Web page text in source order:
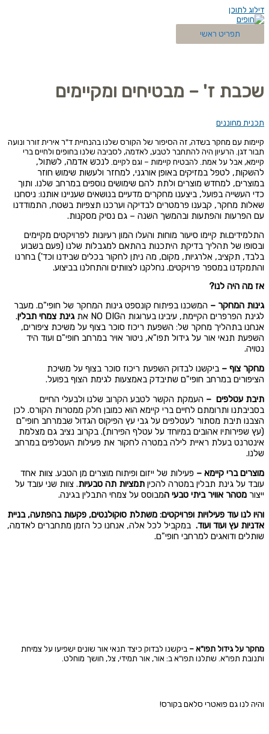
דילוג לתוכן
תפריט ראשי
שכבת ז' – מבטיחים ומקיימים
תכנית מחוננים
קיימות עם מחקר בשדה, זה הסיפור של הקורס שלנו בהנחיית ד"ר אירית זורר ונועה
תבור דגן. הרעיון היה להתחבר לטבע, לאדמה, לסביבה שלנו בחופים ולחיים ברי
קיימא, אבל על אמת. להבטיח קיימות – וגם לקיים. לנכש אדמה, לשתול,
להשקות, לטפל במזיקים באופן אורגני, למחזר ולעשות שימוש חוזר
במוצרים, למחדש מוצרים ולתת להם שימושים נוספים במרחב שלנו. ותוך
כדי העשייה בפועל, ביצענו מחקרים מדעיים בנושאים שעניינו אותנו: ניסחנו
שאלות מחקר, קבענו פרמטרים לבדיקה וערכנו תצפיות בשטח, התמודדנו
עם הפרעות והפתעות ובהמשך השנה – גם נסיק מסקנות.
התלמידים.ות קיימו סיעור מוחות והעלו המון רעיונות לפרויקטים מקיימים
ובסופו של תהליך בדיקת היתכנות בהתאם למגבלות שלנו (פעם בשבוע
בלבד, תקציב, אלרגיות, מקום, מה ניתן לחקור בכלים שבידנו וכד') בחרנו
והתמקדנו במספר פרויקטים. נחלקנו לצוותים והתחלנו בביצוע.
אז מה היה לנו?
גינות המחקר – המשכנו בפיתוח קונספט גינות המחקר של חופי"ם. מעבר
לגינת הפרפרים הקיימת, עיבינו בערוגות הNO DIG את
גינת צמחי תבלין.
אנחנו בתהליך מחקר של: השפעת ריכוז סוכר בצוף על משיכת ציפורים,
השפעת תנאי אור על גידול תפו"א, ניטור אויר במרחב חופי"ם ועוד היד
נטויה.
מחקר צוף – ביקשנו לבדוק השפעת ריכוז סוכר בצוף על משיכת
הציפורים במרחב חופי"ם שתיבדק באמצעות לגימת הצוף בפועל.
תיבת עטלפים – העמקת הקשר לטבע הקרוב שלנו ולבעלי החיים
בסביבתנו ותרומתם לחיים ברי קיימא הוא כמובן חלק ממטרות הקורס. לכן
הצבנו תיבת מסתור לעטלפים על גבי עץ הפיקוס הגדול שבמרחב חופי"ם
(עץ שפירותיו אהובים במיוחד על עטלף הפירות). בקרוב נציב גם מצלמת
אינטרנט בעלת ראיית לילה במטרה לחקור את פעילות העטלפים במרחב
שלנו.
מוצרים ברי קיימא – פעילות של ייזום ופיתוח מוצרים מן הטבע. צוות אחד
עובד על גינת תבלין במטרה להכין תמציות תה טבעיות. צוות שני עובד על
ייצור מטהר אוויר ביתי טבעי המבוסס על צמחי התבלין בגינה.
והיו לנו עוד פעילויות ופרויקטים: משתלת סוקולנטים, פקעות בהפתעה, בניית
אדניות עץ ועוד ועוד. במקביל לכל אלה, אנחנו כל הזמן מתחברים לאדמה,
שותלים ודואגים למרחבי חופי"ם.
מחקר על גידול תפו"א – ביקשנו לבדוק כיצד תנאי אור שונים ישפיעו על צמיחת
ותנובת תפו"א. שתלנו תפו"א ב:אור, אור תמידי, צל, חושך מוחלט.
והיה לנו גם פואטרי סלאם בקורס!